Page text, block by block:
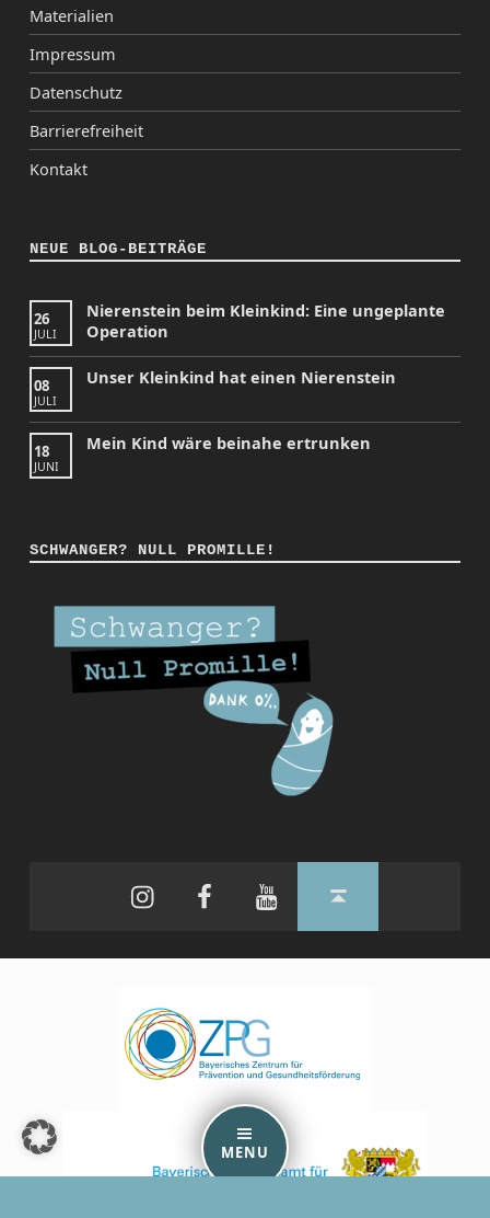
MENU
Materialien
Impressum
Datenschutz
Barrierefreiheit
Kontakt
NEUE BLOG-BEITRÄGE
26
JULI
Nierenstein beim Kleinkind: Eine ungeplante
Operation
08
JULI
Unser Kleinkind hat einen Nierenstein
18
JUNI
Mein Kind wäre beinahe ertrunken
SCHWANGER? NULL PROMILLE!
FacebookYouTubeBack to top ↑